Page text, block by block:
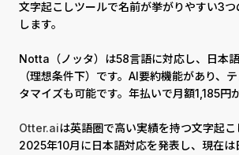
文字起こしツールで名前が挙がりやすい3
します。
Notta（ノッタ）は58言語に対応し、日本
（理想条件下）です。AI要約機能があり、
タマイズも可能です。年払いで月額1,185円
Otter.aiは英語圏で高い実績を持つ文字起こ
2025年10月に日本語対応を発表し、現在は